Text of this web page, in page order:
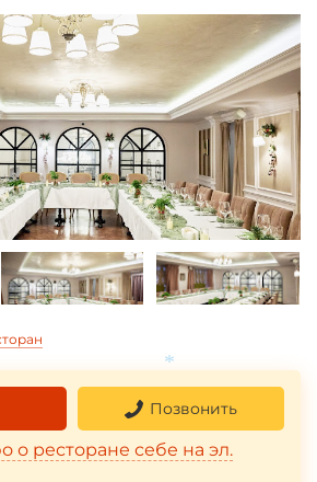
Позвонить
о ресторане себе на эл.
*